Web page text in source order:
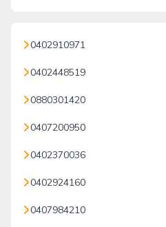
0402910971
0402448519
0880301420
0407200950
0402370036
0402924160
0407984210